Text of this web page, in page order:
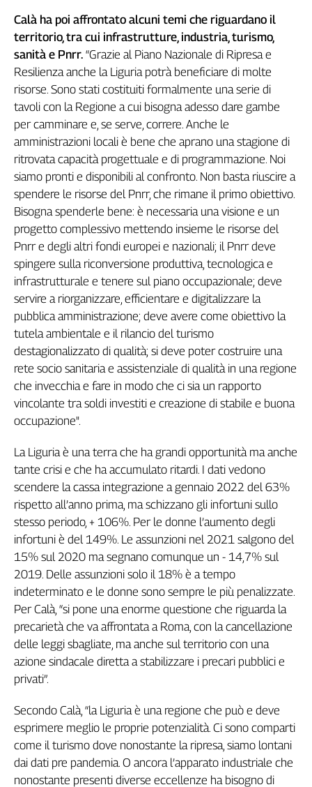
L'Italia
Lavoro
Territori
Abruzzo-
Molise
Alto
Adige
Basilicata
Calabria
Campania
Emilia-
Romagna
Friuli
Venezia
Giulia
Lazio
Liguria
Lombardia
Marche
Piemonte
Puglia
Sardegna
Sicilia
Trentino
Valle
D'Aosta
Veneto
Archivio
Storico
2014
Cerca
La
redazione
Newsletter
Calà ha poi affrontato alcuni temi che riguardano il
territorio, tra cui infrastrutture, industria, turismo,
sanità e Pnrr. “Grazie al Piano Nazionale di Ripresa e
Resilienza anche la Liguria potrà beneficiare di molte
risorse. Sono stati costituiti formalmente una serie di
tavoli con la Regione a cui bisogna adesso dare gambe
per camminare e, se serve, correre. Anche le
amministrazioni locali è bene che aprano una stagione di
ritrovata capacità progettuale e di programmazione. Noi
siamo pronti e disponibili al confronto. Non basta riuscire a
spendere le risorse del Pnrr, che rimane il primo obiettivo.
Bisogna spenderle bene: è necessaria una visione e un
progetto complessivo mettendo insieme le risorse del
Pnrr e degli altri fondi europei e nazionali; il Pnrr deve
spingere sulla riconversione produttiva, tecnologica e
infrastrutturale e tenere sul piano occupazionale; deve
servire a riorganizzare, efficientare e digitalizzare la
pubblica amministrazione; deve avere come obiettivo la
tutela ambientale e il rilancio del turismo
destagionalizzato di qualità; si deve poter costruire una
rete socio sanitaria e assistenziale di qualità in una regione
che invecchia e fare in modo che ci sia un rapporto
vincolante tra soldi investiti e creazione di stabile e buona
occupazione".
La Liguria è una terra che ha grandi opportunità ma anche
tante crisi e che ha accumulato ritardi. I dati vedono
scendere la cassa integrazione a gennaio 2022 del 63%
rispetto all’anno prima, ma schizzano gli infortuni sullo
stesso periodo, + 106%. Per le donne l’aumento degli
infortuni è del 149%. Le assunzioni nel 2021 salgono del
15% sul 2020 ma segnano comunque un - 14,7% sul
2019. Delle assunzioni solo il 18% è a tempo
indeterminato e le donne sono sempre le più penalizzate.
Per Calà, “si pone una enorme questione che riguarda la
precarietà che va affrontata a Roma, con la cancellazione
delle leggi sbagliate, ma anche sul territorio con una
azione sindacale diretta a stabilizzare i precari pubblici e
privati”.
Secondo Calà, “la Liguria è una regione che può e deve
esprimere meglio le proprie potenzialità. Ci sono comparti
come il turismo dove nonostante la ripresa, siamo lontani
dai dati pre pandemia. O ancora l’apparato industriale che
nonostante presenti diverse eccellenze ha bisogno di